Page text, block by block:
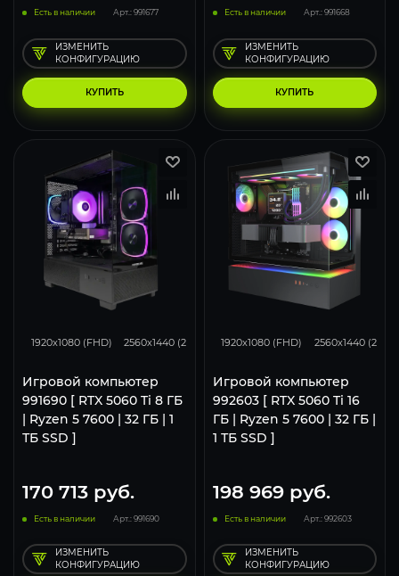
Есть в наличии Арт.: 991677
КУПИТЬ
ИЗМЕНИТЬ
КОНФИГУРАЦИЮ
Есть в наличии Арт.: 991668
КУПИТЬ
ИЗМЕНИТЬ
КОНФИГУРАЦИЮ
1920x1080 (FHD) 2560x1440 (2K) 3840x2160 (4K)
Игровой компьютер
991690 [ RTX 5060 Ti 8 ГБ
| Ryzen 5 7600 | 32 ГБ | 1
ТБ SSD ]
170 713 руб.
Есть в наличии Арт.: 991690
ИЗМЕНИТЬ
КОНФИГУРАЦИЮ
1920x1080 (FHD) 2560x1440 (2K)
Игровой компьютер
992603 [ RTX 5060 Ti 16
ГБ | Ryzen 5 7600 | 32 ГБ |
1 ТБ SSD ]
198 969руб.
Есть в наличии Арт.: 992603
ИЗМЕНИТЬ
КОНФИГУРАЦИЮ